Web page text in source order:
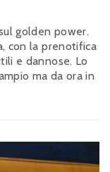
golden power.
con la prenotifica
e dannose. Lo
ma da ora in